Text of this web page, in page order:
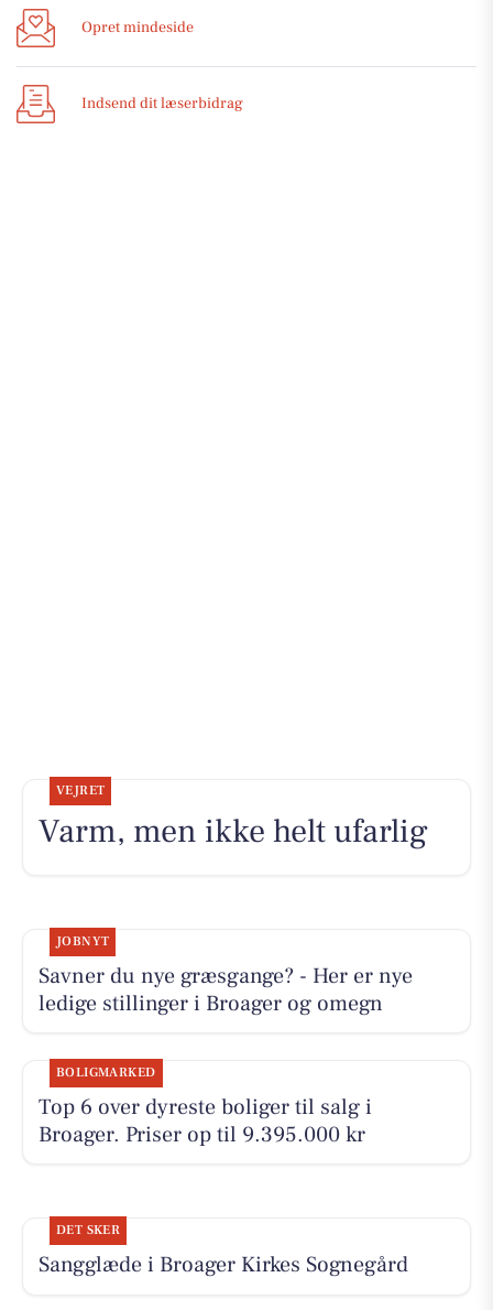
Opret mindeside
Indsend dit læserbidrag
VEJRET
Varm, men ikke helt ufarlig
JOBNYT
Savner du nye græsgange? - Her er nye
ledige stillinger i Broager og omegn
BOLIGMARKED
Top 6 over dyreste boliger til salg i
Broager. Priser op til 9.395.000 kr
DET SKER
Sangglæde i Broager Kirkes Sognegård